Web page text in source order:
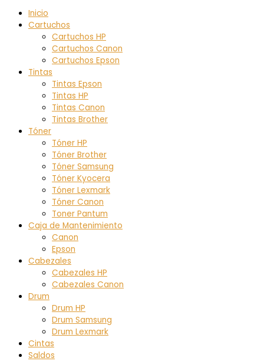
Inicio
Cartuchos
Cartuchos HP
Cartuchos Canon
Cartuchos Epson
Tintas
Tintas Epson
Tintas HP
Tintas Canon
Tintas Brother
Tóner
Tóner HP
Tóner Brother
Tóner Samsung
Tóner Kyocera
Tóner Lexmark
Tóner Canon
Toner Pantum
Caja de Mantenimiento
Canon
Epson
Cabezales
Cabezales HP
Cabezales Canon
Drum
Drum HP
Drum Samsung
Drum Lexmark
Cintas
Saldos